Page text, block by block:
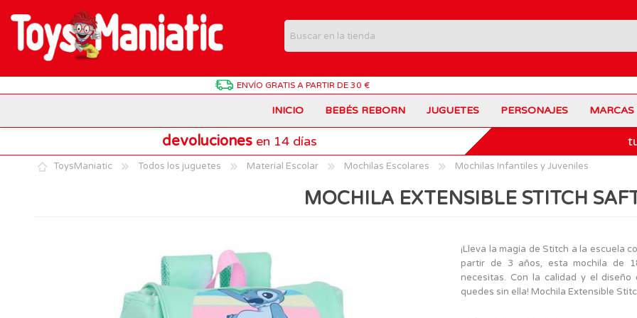
ENVÍO GRATIS A PARTIR DE 30 €
INICIO BEBÉS REBORN JUGUETES
Animales de Juguete Carros Portamochilas Coches de Juguete
Muñecas
Muñecas Interactivas Patinetes
Puzzles
PERSONAJES
Batman Bob Esponja Disney
Pokemon Sonic
SuperThings SuperZings The Beasties
MARCAS
Antonio Juan Barbie Barriguitas
Playmobil VTech
MARCAS
devoluciones en 14 días
ToysManiatic Todos los juguetes Material Escolar Mochilas Escolares Mochilas Infantiles y Juveniles
MOCHILA EXTENSIBLE STITCH
¡Lleva la magia de Stitch a la escuela
partir de 3 años, esta mochila de
necesitas. Con la calidad y el
quedes sin ella! Mochila Extensible